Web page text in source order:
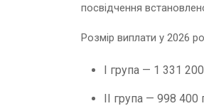
посвідчення
Розмір виплати у 2026
І група — 1 331
ІІ група — 998 400